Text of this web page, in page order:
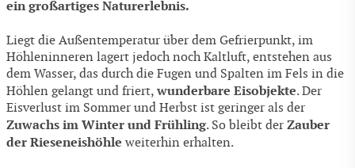
ein großartiges Naturerlebnis.
Liegt die Außentemperatur über dem Gefrierpunkt, im
Höhleninneren lagert jedoch noch Kaltluft, entstehen aus
dem Wasser, das durch die Fugen und Spalten im Fels in die
Höhlen gelangt und friert, wunderbare Eisobjekte. Der
Eisverlust im Sommer und Herbst ist geringer als der
Zuwachs im Winter und Frühling. So bleibt der Zauber
der Rieseneishöhle weiterhin erhalten.